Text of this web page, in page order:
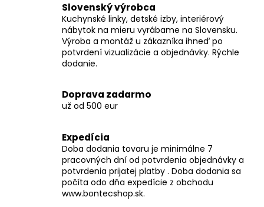
Slovenský výrobca
Kuchynské linky, detské izby, interiérový
nábytok na mieru vyrábame na Slovensku.
Výroba a montáž u zákazníka ihneď po
potvrdení vizualizácie a objednávky. Rýchle
dodanie.
Doprava zadarmo
už od 500 eur
Expedícia
Doba dodania tovaru je minimálne 7
pracovných dní od potvrdenia objednávky a
potvrdenia prijatej platby . Doba dodania sa
počíta odo dňa expedície z obchodu
www.bontecshop.sk.